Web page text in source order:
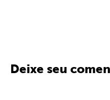
Deixe seu